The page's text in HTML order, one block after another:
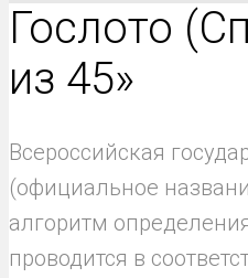
Гослото
из 45»
Всероссийская
(официальное
алгоритм
проводится в